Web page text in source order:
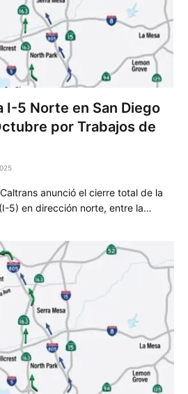
I-5 Norte en San Diego
por Trabajos de
anunció el cierre total de la
5) en dirección norte, entre la…